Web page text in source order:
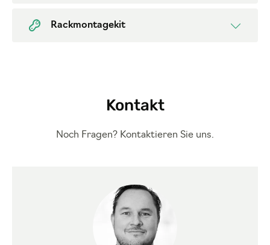
Rackmontagekit
Kontakt
Noch Fragen? Kontaktieren Sie uns.